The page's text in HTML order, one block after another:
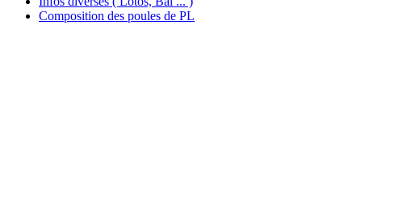
Composition des poules de PL